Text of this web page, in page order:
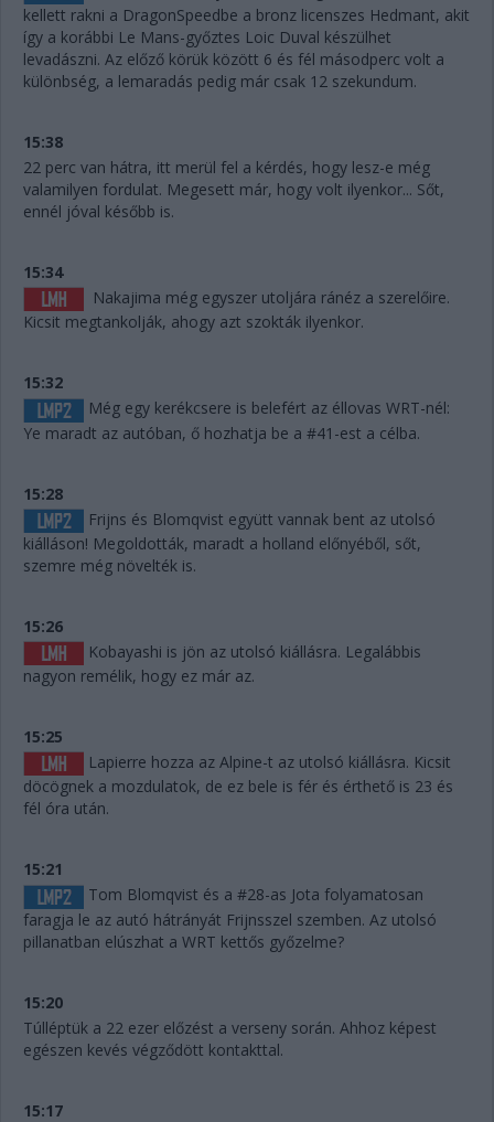
kellett rakni a DragonSpeedbe a bronz licenszes Hedmant, akit
így a korábbi Le Mans-győztes Loic Duval készülhet
levadászni. Az előző körük között 6 és fél másodperc volt a
különbség, a lemaradás pedig már csak 12 szekundum.
15:38
22 perc van hátra, itt merül fel a kérdés, hogy lesz-e még
valamilyen fordulat. Megesett már, hogy volt ilyenkor... Sőt,
ennél jóval később is.
15:34
Nakajima még egyszer utoljára ránéz a szerelőire.
Kicsit megtankolják, ahogy azt szokták ilyenkor.
15:32
Még egy kerékcsere is belefért az éllovas WRT-nél:
Ye maradt az autóban, ő hozhatja be a #41-est a célba.
15:28
Frijns és Blomqvist együtt vannak bent az utolsó
kiálláson! Megoldották, maradt a holland előnyéből, sőt,
szemre még növelték is.
15:26
Kobayashi is jön az utolsó kiállásra. Legalábbis
nagyon remélik, hogy ez már az.
15:25
Lapierre hozza az Alpine-t az utolsó kiállásra. Kicsit
döcögnek a mozdulatok, de ez bele is fér és érthető is 23 és
fél óra után.
15:21
Tom Blomqvist és a #28-as Jota folyamatosan
faragja le az autó hátrányát Frijnsszel szemben. Az utolsó
pillanatban elúszhat a WRT kettős győzelme?
15:20
Túlléptük a 22 ezer előzést a verseny során. Ahhoz képest
egészen kevés végződött kontakttal.
15:17